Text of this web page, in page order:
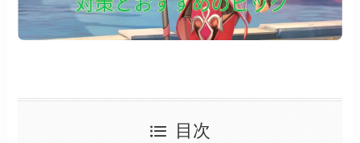
目次